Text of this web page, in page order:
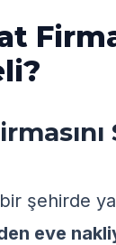
şehirde
eve